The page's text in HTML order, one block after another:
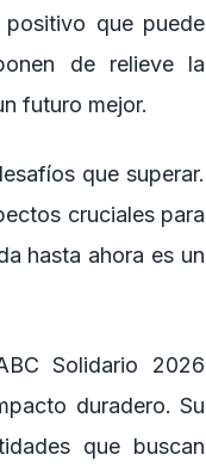
que puede
de relieve la
futuro mejor.
que superar.
cruciales para
hasta ahora es un
Solidario 2026
duradero. Su
que buscan